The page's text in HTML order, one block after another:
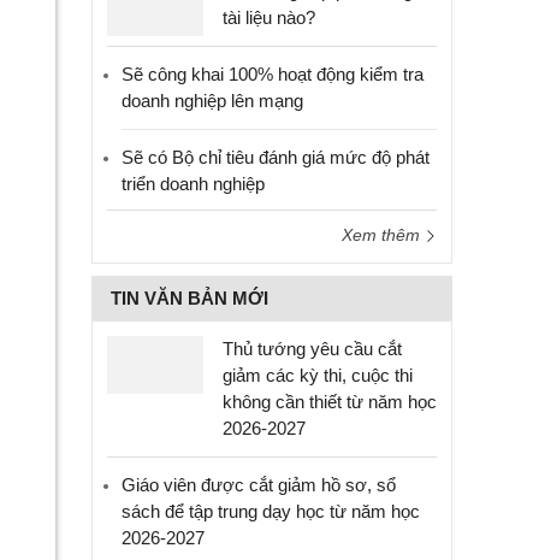
tài liệu nào?
Sẽ công khai 100% hoạt động kiểm tra
doanh nghiệp lên mạng
Sẽ có Bộ chỉ tiêu đánh giá mức độ phát
triển doanh nghiệp
Xem thêm
TIN VĂN BẢN MỚI
Thủ tướng yêu cầu cắt
giảm các kỳ thi, cuộc thi
không cần thiết từ năm học
2026-2027
Giáo viên được cắt giảm hồ sơ, sổ
sách để tập trung dạy học từ năm học
2026-2027